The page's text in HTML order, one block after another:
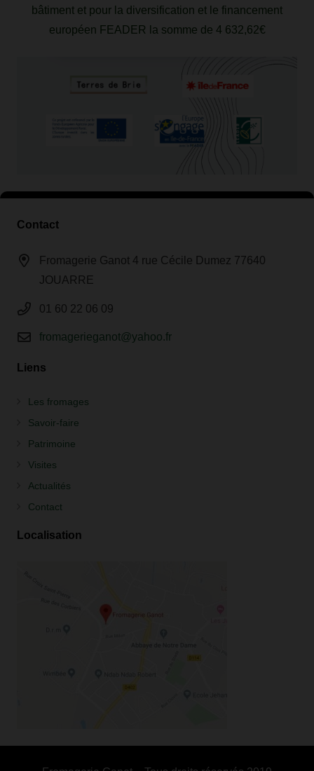
bâtiment et pour la diversification et le financement
européen FEADER la somme de 4 632,62€
Contact
Fromagerie Ganot 4 rue Cécile Dumez 77640
JOUARRE
01 60 22 06 09
fromagerieganot@yahoo.fr
Liens
Les fromages
Savoir-faire
Patrimoine
Visites
Actualités
Contact
Localisation